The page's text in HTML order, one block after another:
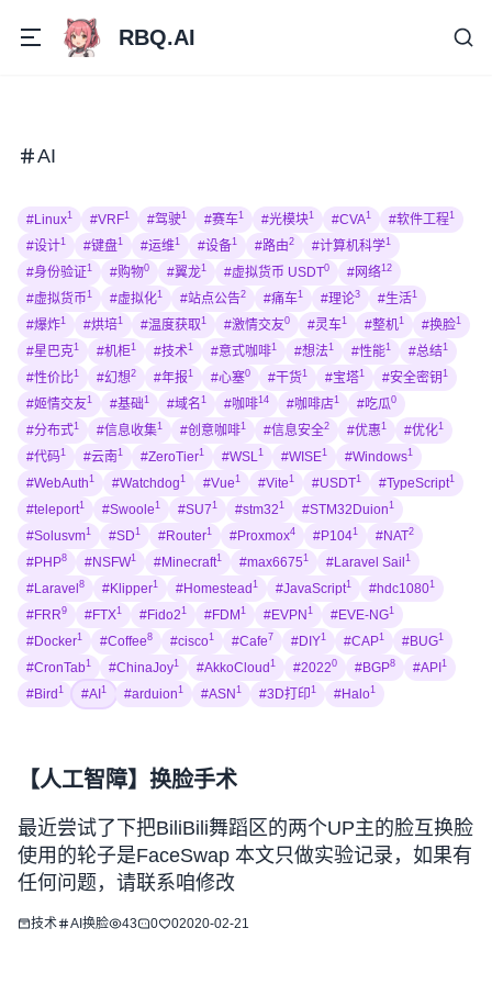
RBQ.AI
AI
#Linux1 #VRF1 #驾驶1 #赛车1 #光模块1 #CVA1 #软件工程1
#设计1 #键盘1 #运维1 #设备1 #路由2 #计算机科学1
#身份验证 1 #购物0 #翼龙1 #虚拟货币 USDT0 #网络12
#虚拟货币 1 #虚拟化1 #站点公告2 #痛车1 #理论3 #生活1
#爆炸1 #烘培1 #温度获取1 #激情交友0 #灵车1 #整机1 #换脸1
#星巴克1 #机柜1 #技术1 #意式咖啡1 #想法1 #性能1 #总结1
#性价比1 #幻想2 #年报 1 #心塞0 #干货1 #宝塔1 #安全密钥 1
#姬情交友1 #基础1 #域名 1 #咖啡14 #咖啡店1 #吃瓜0
#分布式1 #信息收集1 #创意咖啡1 #信息安全2 #优惠 1 #优化1
#代码1 #云南 1 #ZeroTier1 #WSL1 #WISE1 #Windows1
#WebAuth 1 #Watchdog 1 #Vue 1 #Vite 1 #USDT1 #TypeScript1
#teleport1 #Swoole 1 #SU7 1 #stm32 1 #STM32Duion 1
#Solusvm1 #SD 1 #Router1 #Proxmox4 #P1041 #NAT2
#PHP8 #NSFW1 #Minecraft1 #max6675 1 #Laravel Sail 1
#Laravel 8 #Klipper1 #Homestead 1 #JavaScript1 #hdc10801
#FRR9 #FTX1 #Fido2 1 #FDM 1 #EVPN 1 #EVE-NG1
#Docker1 #Coffee8 #cisco1 #Cafe7 #DIY1 #CAP1 #BUG1
#CronTab1 #ChinaJoy1 #AkkoCloud 1 #20220 #BGP8 #API 1
#Bird 1 #AI 1 #arduion 1 #ASN 1 #3D打印 1 #Halo1
【人工智障】换脸手术
最近尝试了下把BiliBili舞蹈区的两个UP主的脸互换脸
使用的轮子是FaceSwap 本文只做实验记录，如果有
任何问题，请联系咱修改
技术 AI 换脸 43 0 02020-02-21